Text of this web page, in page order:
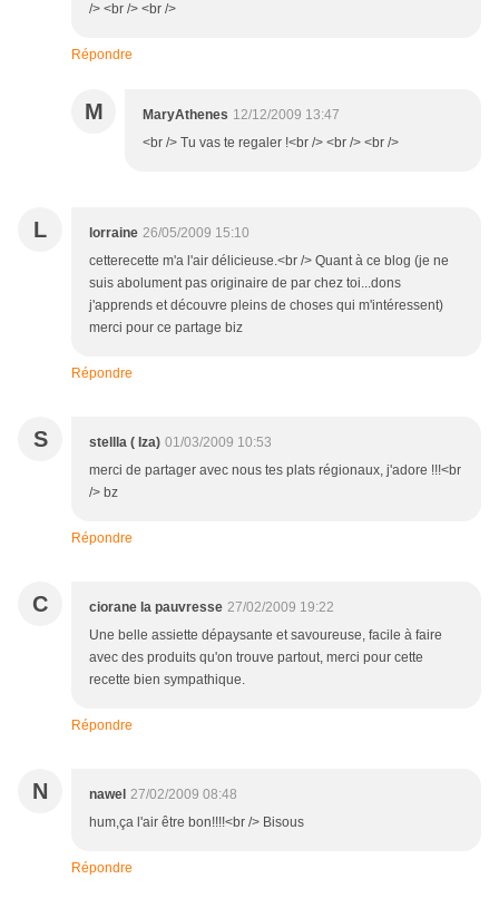
/> <br /> <br />
Répondre
M MaryAthenes 12/12/2009 13:47
<br /> Tu vas te regaler !<br /> <br /> <br />
L lorraine 26/05/2009 15:10
cetterecette m'a l'air délicieuse.<br /> Quant à ce blog (je ne
suis abolument pas originaire de par chez toi...dons
j'apprends et découvre pleins de choses qui m'intéressent)
merci pour ce partage biz
Répondre
S stellla ( Iza) 01/03/2009 10:53
merci de partager avec nous tes plats régionaux, j'adore !!!<br
/> bz
Répondre
C ciorane la pauvresse 27/02/2009 19:22
Une belle assiette dépaysante et savoureuse, facile à faire
avec des produits qu'on trouve partout, merci pour cette
recette bien sympathique.
Répondre
N nawel 27/02/2009 08:48
hum,ça l'air être bon!!!!<br /> Bisous
Répondre